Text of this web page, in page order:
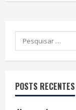
POSTS RECENTES